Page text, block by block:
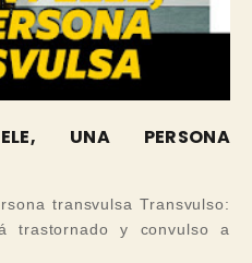
UNA PERSONA
transvulsa Transvulso:
trastornado y convulso a